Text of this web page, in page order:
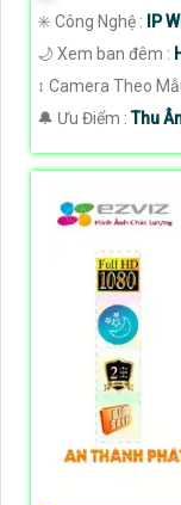
✳️ Công Nghệ :
IP
🌙 Xem ban đêm :
↕️ Camera Theo
️🔔 Ưu Điểm :Thu